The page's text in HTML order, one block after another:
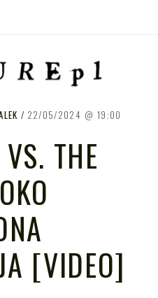
PL – POLSKA
ZESPOŁU THE
CURE
22/05/2024 19:00
THE
[VIDEO]